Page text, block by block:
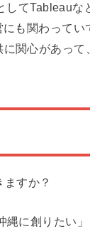
てTableauな
も関わって
関心があっ
すか？
縄に創りたい